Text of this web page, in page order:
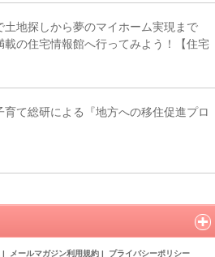
土地探しから夢のマイホーム実現まで
載の住宅情報館へ行ってみよう！【住宅
育て総研による『地方への移住促進プロ
| メールマガジン利用規約 | プライバシーポリシー